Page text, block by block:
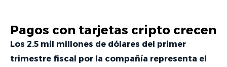
Pagos con tarjetas cripto crecen
Los 2.5 mil millones de dólares del primer
trimestre fiscal por la compañía representa el